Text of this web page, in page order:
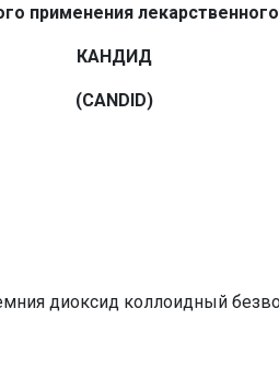
применения
КАНДИД
(CANDID)
диоксид коллоидный